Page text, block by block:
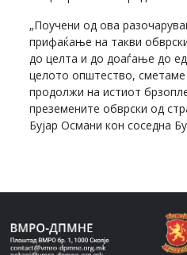
„Поучени од ова
прифаќање на такви
до целта и до доаѓање до
целото општество, сметаме
продолжи на истиот
преземените обврски од
Бујар Османи кон соседна